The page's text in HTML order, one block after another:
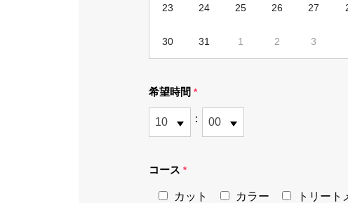
23 24 25 26 27
30 31 1 2 3
希望時間 *
：
コース *
カット カラー トリート